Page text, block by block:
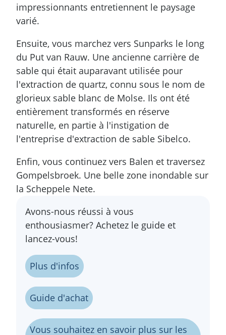
impressionnants entretiennent le paysage
varié.
Ensuite, vous marchez vers Sunparks le long
du Put van Rauw. Une ancienne carrière de
sable qui était auparavant utilisée pour
l'extraction de quartz, connu sous le nom de
glorieux sable blanc de Molse. Ils ont été
entièrement transformés en réserve
naturelle, en partie à l'instigation de
l'entreprise d'extraction de sable Sibelco.
Enfin, vous continuez vers Balen et traversez
Gompelsbroek. Une belle zone inondable sur
la Scheppele Nete.
Plus d'infos
Avons-nous réussi à vous
enthousiasmer? Achetez le guide et
lancez-vous!
Plus d'infos
Guide d'achat
Vous souhaitez en savoir plus sur les